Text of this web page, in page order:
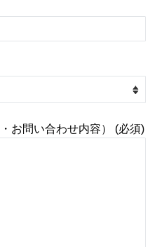
お問い合わせ内容） (必須)